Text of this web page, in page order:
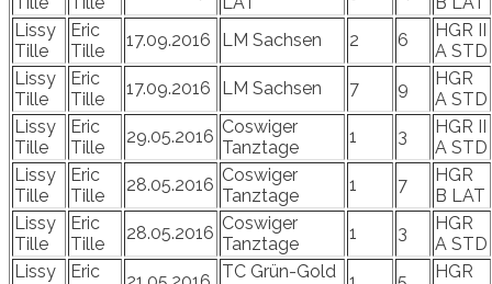
Lissy
Tille
Eric
Tille
17.09.2016 LM Sachsen 2 6
HGR II
A STD
Lissy
Tille
Eric
Tille
17.09.2016 LM Sachsen 7 9
HGR
A STD
Lissy
Tille
Eric
Tille
29.05.2016 Coswiger
Tanztage
1 3
HGR II
A STD
Lissy
Tille
Eric
Tille
28.05.2016 Coswiger
Tanztage
1 7
HGR
B LAT
Lissy
Tille
Eric
Tille
28.05.2016 Coswiger
Tanztage
1 3
HGR
A STD
Lissy
Eric
TC Grün-Gold
HGR